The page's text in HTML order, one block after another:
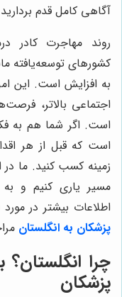
آگاهی کامل قدم
روند مهاجرت کادر
کشورهای توسعه‌یافته
به افزایش است. این
اجتماعی بالاتر،
است. اگر شما هم به
است که قبل از هر
زمینه کسب کنید. ما در
مسیر یاری کنیم و
اطلاعات بیشتر در
پزشکان به انگلستان
چرا
پزشکان